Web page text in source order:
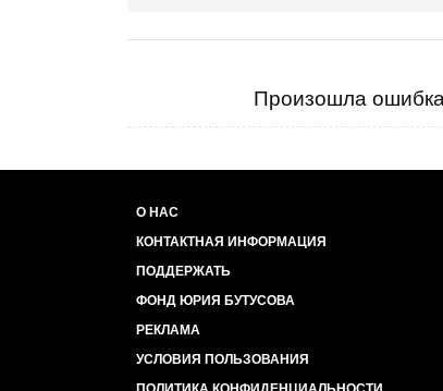
Произошла
О НАС
КОНТАКТНАЯ ИНФОРМАЦИЯ
ПОДДЕРЖАТЬ
ФОНД ЮРИЯ БУТУСОВА
РЕКЛАМА
УСЛОВИЯ ПОЛЬЗОВАНИЯ